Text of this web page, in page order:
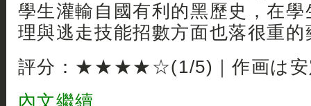
學生灌輸自國有利的黑歷史，在
理與逃走技能招數方面也落很重的
評分：★★★★☆(1/5)｜作画は安
內文繼續